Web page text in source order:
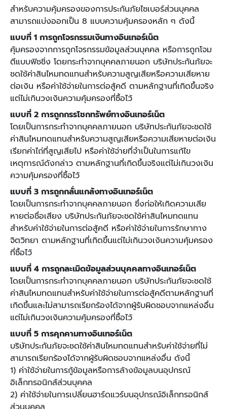
สำหรับความคุ้มครองของการประกันภัยไซเบอร์ส่วนบุคคล
สามารถแบ่งออกเป็น 8 แบบความคุ้มครองหลัก ๆ ดังนี้
แบบที่ 1 การถูกโจรกรรมเงินทางอินเทอร์เน็ต
คุ้มครองจากการถูกโจรกรรมข้อมูลส่วนบุคคล หรือการถูกโจม
ตีแบบฟิชชิ่ง โดยกระทำจากบุคคลภายนอก บริษัทประกันภัยจะ
ชดใช้ค่าสินไหมทดแทนสำหรับความสูญเสียหรือความเสียหาย
ต่อเงิน หรือค่าใช้จ่ายในการต่อสู้คดี ตามหลักฐานที่เกิดขึ้นจริง
แต่ไม่เกินวงเงินความคุ้มครองที่ซื้อไว้
แบบที่ 2 การถูกกรรโชกทรัพย์ทางอินเทอร์เน็ต
โดยเป็นการกระทำจากบุคคลภายนอก บริษัทประกันภัยจะชดใช้
ค่าสินไหมทดแทนสำหรับความสูญเสียหรือความเสียหายต่อเงิน
เรียกค่าไถ่ที่สูญเสียไป หรือค่าใช้จ่ายที่จำเป็นในการแก้ไข
เหตุการณ์ดังกล่าว ตามหลักฐานที่เกิดขึ้นจริงแต่ไม่เกินวงเงิน
ความคุ้มครองที่ซื้อไว้
แบบที่ 3 การถูกกลั่นแกล้งทางอินเทอร์เน็ต
โดยเป็นการกระทำจากบุคคลภายนอก ซึ่งก่อให้เกิดความเสีย
หายต่อชื่อเสียง บริษัทประกันภัยจะชดใช้ค่าสินไหมทดแทน
สำหรับค่าใช้จ่ายในการต่อสู้คดี หรือค่าใช้จ่ายในการรักษาทาง
จิตวิทยา ตามหลักฐานที่เกิดขึ้นแต่ไม่เกินวงเงินความคุ้มครอง
ที่ซื้อไว้
แบบที่ 4 การถูกละเมิดข้อมูลส่วนบุคคลทางอินเทอร์เน็ต
โดยเป็นการกระทำจากบุคคลภายนอก บริษัทประกันภัยจะชดใช้
ค่าสินไหมทดแทนสำหรับค่าใช้จ่ายในการต่อสู้คดีตามหลักฐานที่
เกิดขึ้นและไม่สามารถเรียกร้องได้จากผู้รับผิดชอบจากแหล่งอื่น
แต่ไม่เกินวงเงินความคุ้มครองที่ซื้อไว้
แบบที่ 5 การคุกคามทางอินเทอร์เน็ต
บริษัทประกันภัยจะชดใช้ค่าสินไหมทดแทนสำหรับค่าใช้จ่ายที่ไม่
สามารถเรียกร้องได้จากผู้รับผิดชอบจากแหล่งอื่น ดังนี้
1) ค่าใช้จ่ายในการกู้ข้อมูลหรือการล้างข้อมูลบนอุปกรณ์
อิเล็กทรอนิกส์ส่วนบุคคล
2) ค่าใช้จ่ายในการเปลี่ยนฮาร์ดแวร์บนอุปกรณ์อิเล็กทรอนิกส์